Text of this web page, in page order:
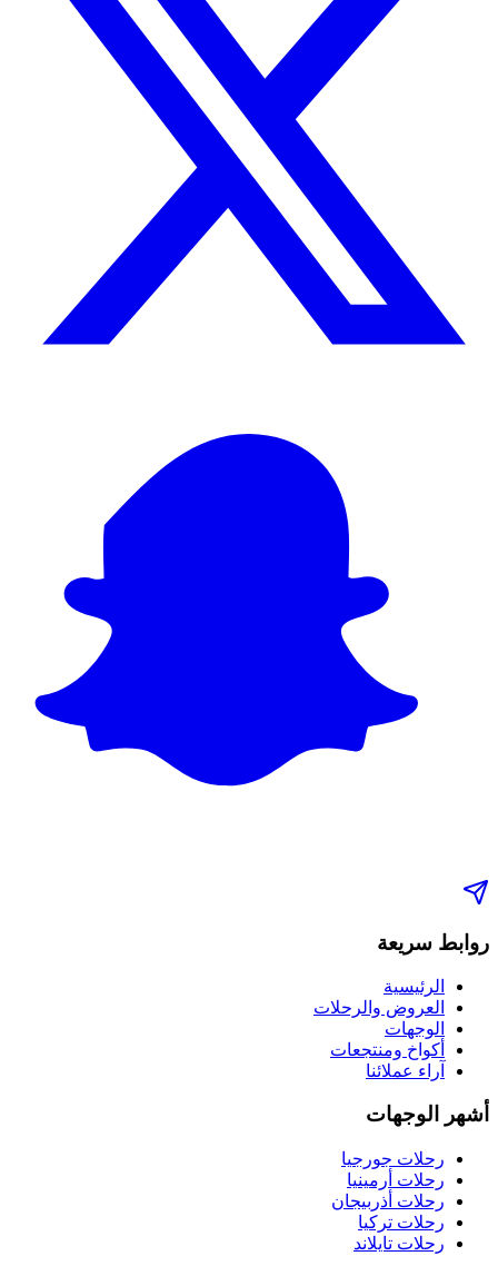
روابط سريعة
الرئيسية
العروض والرحلات
الوجهات
أكواخ ومنتجعات
آراء عملائنا
أشهر الوجهات
رحلات جورجيا
رحلات أرمينيا
رحلات أذربيجان
رحلات تركيا
رحلات تايلاند